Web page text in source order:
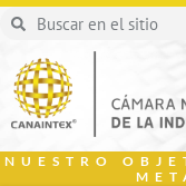
NUESTRO